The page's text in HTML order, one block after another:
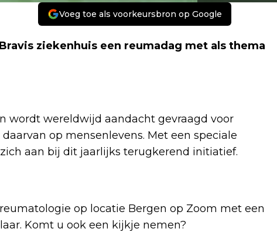
Voeg toe als voorkeursbron op Google
ziekenhuis een reumadag met als thema
wordt wereldwijd aandacht gevraagd voor
op mensenlevens. Met een speciale
aan bij dit jaarlijks terugkerend initiatief.
op locatie Bergen op Zoom met een
Komt u ook een kijkje nemen?